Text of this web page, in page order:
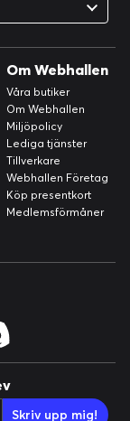
Om Webhallen
Våra butiker
Om Webhallen
Miljöpolicy
Lediga tjänster
Tillverkare
Webhallen Företag
Köp presentkort
Medlemsförmåner
Skriv upp mig!